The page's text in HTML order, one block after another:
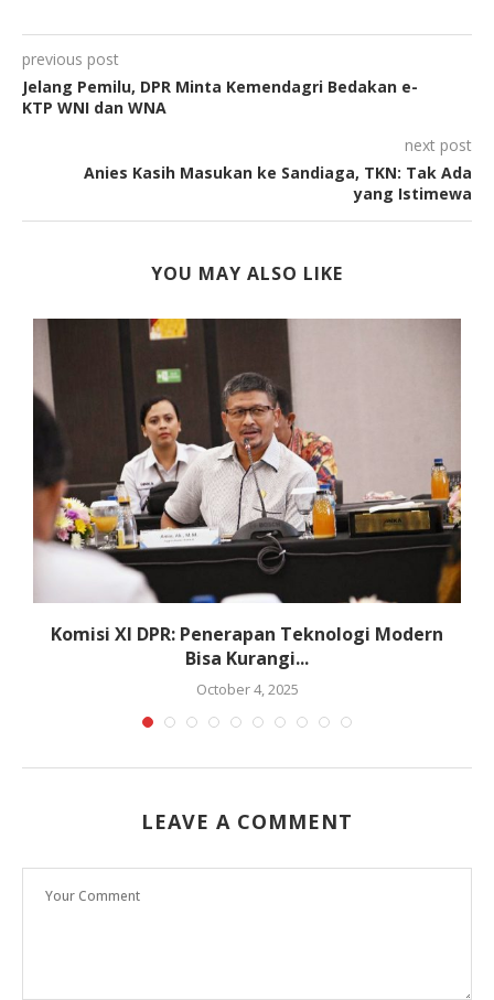
previous post
Jelang Pemilu, DPR Minta Kemendagri Bedakan e-
KTP WNI dan WNA
next post
Anies Kasih Masukan ke Sandiaga, TKN: Tak Ada
yang Istimewa
YOU MAY ALSO LIKE
Komisi XI DPR: Penerapan Teknologi Modern
Bisa Kurangi...
October 4, 2025
LEAVE A COMMENT